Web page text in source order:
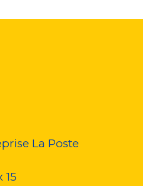
La Poste
15